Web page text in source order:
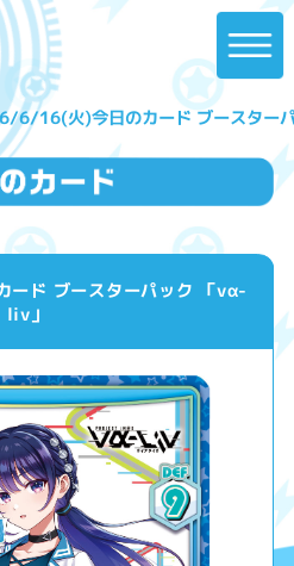
6/16(火)今日のカード ブースター
ド ブースターパック 「vα-
liv」